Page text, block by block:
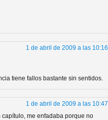
de
1 de abril de 2009 a las 10:16
tiene fallos bastante sin sentidos.
1 de abril de 2009 a las 10:47
me enfadaba porque no